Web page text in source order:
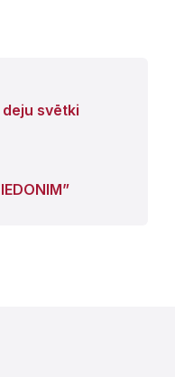
deju svētki